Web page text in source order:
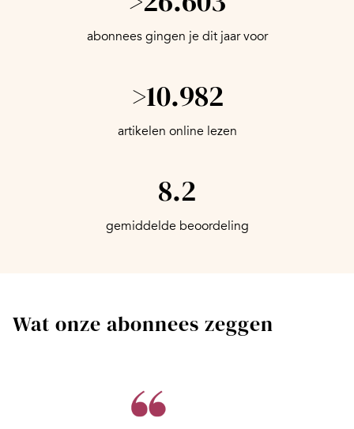
abonnees gingen je dit jaar voor
>10.982
artikelen online lezen
8.2
gemiddelde beoordeling
Wat onze abonnees zeggen